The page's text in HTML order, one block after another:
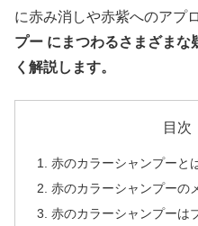
に赤み消しや赤紫へのアプ
プー にまつわるさまざまな
く解説します。
目次
赤のカラーシャンプーと
赤のカラーシャンプーの
赤のカラーシャンプーは